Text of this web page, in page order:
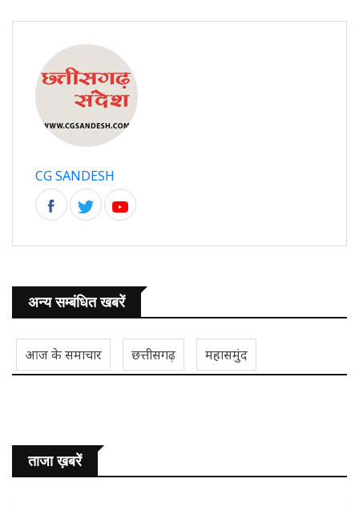
CG SANDESH
अन्य सम्बंधित खबरें
आज के समाचार छत्तीसगढ़ महासमुंद
ताजा ख़बरें